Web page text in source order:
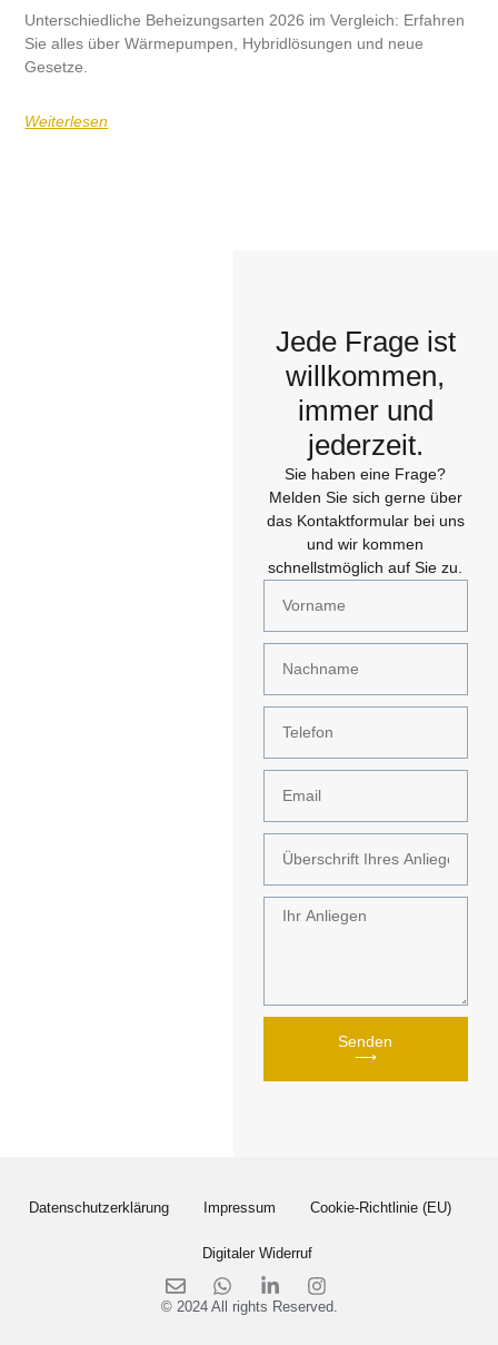
Unterschiedliche Beheizungsarten 2026 im Vergleich: Erfahren
Sie alles über Wärmepumpen, Hybridlösungen und neue
Gesetze.
Weiterlesen
Jede Frage ist
willkommen,
immer und
jederzeit.
Sie haben eine Frage?
Melden Sie sich gerne über
das Kontaktformular bei uns
und wir kommen
schnellstmöglich auf Sie zu.
Senden
⟶
Datenschutzerklärung Impressum Cookie-Richtlinie (EU)
Digitaler Widerruf
© 2024 All rights Reserved.